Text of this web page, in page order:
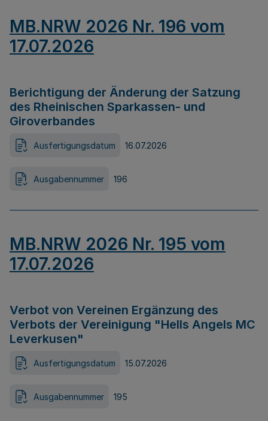
MB.NRW 2026 Nr. 196 vom
17.07.2026
Berichtigung der Änderung der Satzung
des Rheinischen Sparkassen- und
Giroverbandes
Ausfertigungsdatum 16.07.2026
Ausgabennummer 196
MB.NRW 2026 Nr. 195 vom
17.07.2026
Verbot von Vereinen Ergänzung des
Verbots der Vereinigung "Hells Angels MC
Leverkusen"
Ausfertigungsdatum 15.07.2026
Ausgabennummer 195